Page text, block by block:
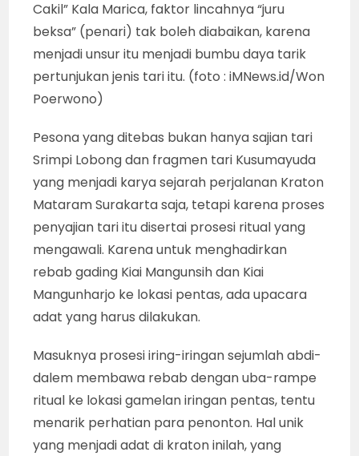
Cakil” Kala Marica, faktor lincahnya “juru
beksa” (penari) tak boleh diabaikan, karena
menjadi unsur itu menjadi bumbu daya tarik
pertunjukan jenis tari itu. (foto : iMNews.id/Won
Poerwono)
Pesona yang ditebas bukan hanya sajian tari
Srimpi Lobong dan fragmen tari Kusumayuda
yang menjadi karya sejarah perjalanan Kraton
Mataram Surakarta saja, tetapi karena proses
penyajian tari itu disertai prosesi ritual yang
mengawali. Karena untuk menghadirkan
rebab gading Kiai Mangunsih dan Kiai
Mangunharjo ke lokasi pentas, ada upacara
adat yang harus dilakukan.
Masuknya prosesi iring-iringan sejumlah abdi-
dalem membawa rebab dengan uba-rampe
ritual ke lokasi gamelan iringan pentas, tentu
menarik perhatian para penonton. Hal unik
yang menjadi adat di kraton inilah, yang